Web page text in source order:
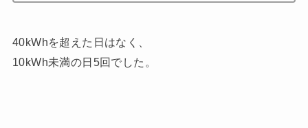
40kWhを超えた日はなく、
10kWh未満の日5回でした。